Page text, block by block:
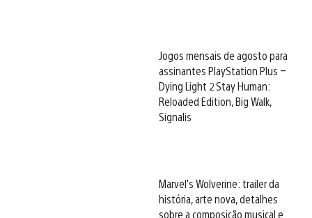
Jogos mensais de agosto para
assinantes PlayStation Plus –
Dying Light 2 Stay Human:
Reloaded Edition, Big Walk,
Signalis
Marvel’s Wolverine: trailer da
história, arte nova, detalhes
sobre a composição musical e